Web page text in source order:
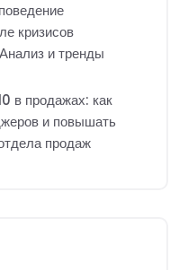
кризисов
и тренды
в продажах: как
и повышать
продаж